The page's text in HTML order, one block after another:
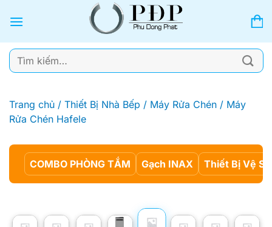
qua
dung
Tìm
kiếm:
Trang chủ / Thiết Bị Nhà Bếp / Máy Rửa Chén / Máy
Rửa Chén Hafele
COMBO PHÒNG TẮM Gạch INAX Thiết Bị Vệ